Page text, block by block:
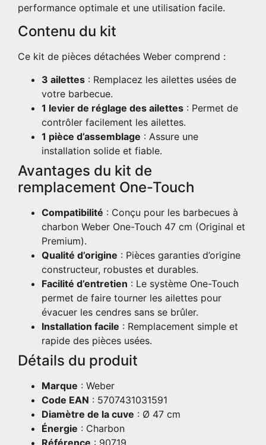
performance optimale et une utilisation facile.
Contenu du kit
Ce kit de pièces détachées Weber comprend :
3 ailettes : Remplacez les ailettes usées de
votre barbecue.
1 levier de réglage des ailettes : Permet de
contrôler facilement les ailettes.
1 pièce d’assemblage : Assure une
installation solide et fiable.
Avantages du kit de
remplacement One-Touch
Compatibilité : Conçu pour les barbecues à
charbon Weber One-Touch 47 cm (Original et
Premium).
Qualité d’origine : Pièces garanties d’origine
constructeur, robustes et durables.
Facilité d’entretien : Le système One-Touch
permet de faire tourner les ailettes pour
évacuer les cendres sans se brûler.
Installation facile : Remplacement simple et
rapide des pièces usées.
Détails du produit
Marque : Weber
Code EAN : 5707431031591
Diamètre de la cuve : Ø 47 cm
Énergie : Charbon
Référence : 90719